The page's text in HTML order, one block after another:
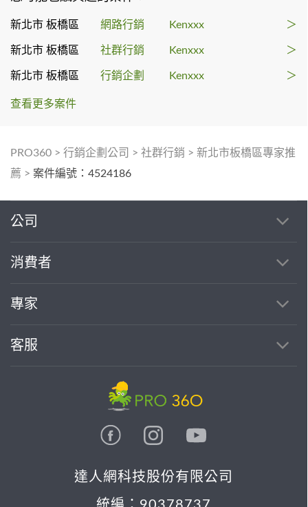
新北市 板橋區 網路行銷 Kenxxx ＞
新北市 板橋區 社群行銷 Kenxxx ＞
新北市 板橋區 行銷企劃 Kenxxx ＞
查看更多案件
PRO360 > 行銷企劃公司 > 社群行銷 > 新北市板橋區專家推
薦 > 案件編號：4524186
公司
消費者
專家
客服
達人網科技股份有限公司